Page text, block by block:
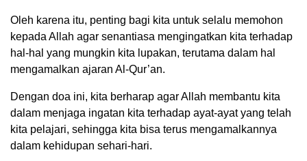
Oleh karena itu, penting bagi kita untuk selalu memohon
kepada Allah agar senantiasa mengingatkan kita terhadap
hal-hal yang mungkin kita lupakan, terutama dalam hal
mengamalkan ajaran Al-Qur’an.
Dengan doa ini, kita berharap agar Allah membantu kita
dalam menjaga ingatan kita terhadap ayat-ayat yang telah
kita pelajari, sehingga kita bisa terus mengamalkannya
dalam kehidupan sehari-hari.